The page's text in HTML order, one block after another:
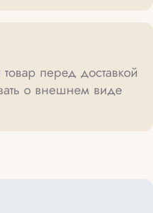
перед доставкой
о внешнем виде